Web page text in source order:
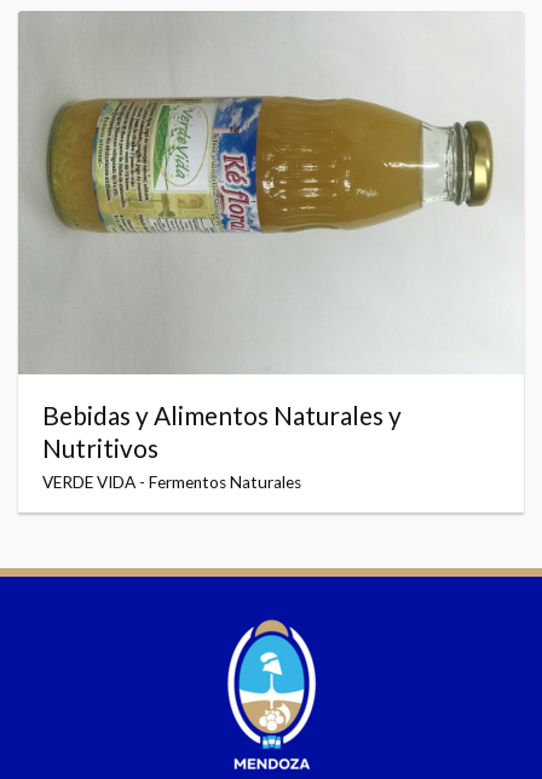
Bebidas y Alimentos Naturales y
Nutritivos
VERDE VIDA - Fermentos Naturales